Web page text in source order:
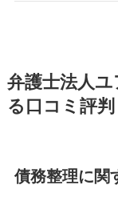
弁護士法人
る口コミ評判
債務整理に関